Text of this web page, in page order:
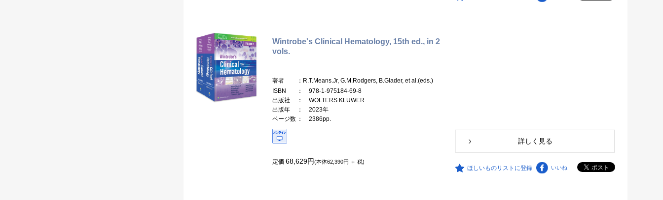
Wintrobe's Clinical Hematology, 15th ed., in 2
vols.
著者
：R.T.Means.Jr, G.M.Rodgers, B.Glader, et al.(eds.)
ISBN
： 978-1-975184-69-8
出版社
： WOLTERS KLUWER
出版年
： 2023年
ページ数 ： 2386pp.
定価 68,629円(本体62,390円 ＋ 税)
詳しく見る
ほしいものリストに登録 いいね